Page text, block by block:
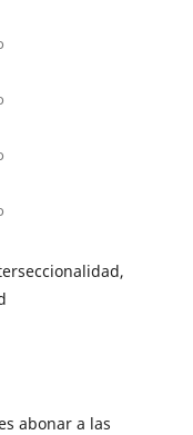
abonar a las